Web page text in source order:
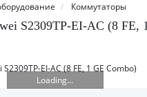
Коммутаторы
S2309TP-EI-AC (8 FE,
Loading...